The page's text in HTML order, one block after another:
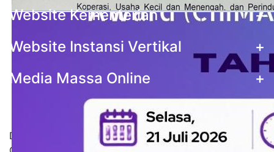
Website Kementerian
+
Website Instansi Vertikal
+
Media Massa Online
+
Statistik Pengunjung
Data stastistik pengunjung situs Pemerintah Kota